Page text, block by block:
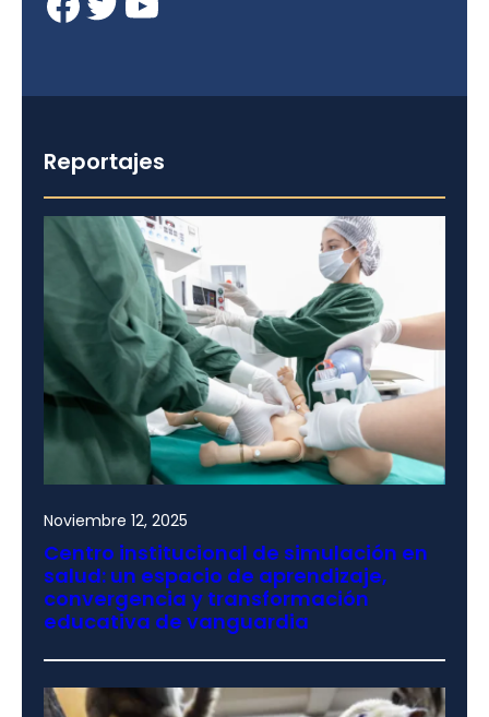
Reportajes
Noviembre 12, 2025
Centro institucional de simulación en
salud: un espacio de aprendizaje,
convergencia y transformación
educativa de vanguardia